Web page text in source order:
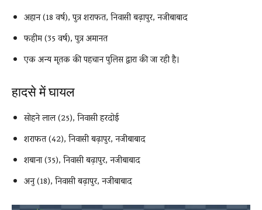
अहान (18 वर्ष), पुत्र शराफत, निवासी बढ़ापुर, नजीबाबाद
फहीम (35 वर्ष), पुत्र अमानत
एक अन्य मृतक की पहचान पुलिस द्वारा की जा रही है।
हादसे में घायल
सोहने लाल (25), निवासी हरदोई
शराफत (42), निवासी बढ़ापुर, नजीबाबाद
शबाना (35), निवासी बढ़ापुर, नजीबाबाद
अनु (18), निवासी बढ़ापुर, नजीबाबाद